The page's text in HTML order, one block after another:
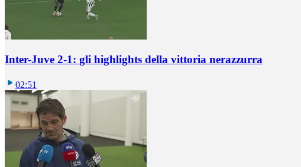
Inter-Juve 2-1: gli highlights della vittoria nerazzurra
02:51